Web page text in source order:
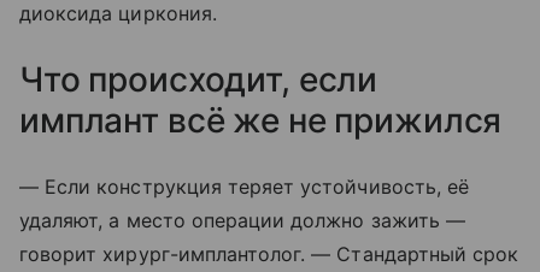
диоксида циркония.
Что происходит, если
имплант всё же не прижился
— Если конструкция теряет устойчивость, её
удаляют, а место операции должно зажить —
говорит хирург-имплантолог. — Стандартный срок